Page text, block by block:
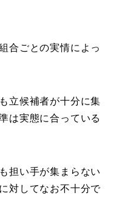
合ごとの実情によっ
立候補者が十分に集
は実態に合っている
担い手が集まらない
対してなお不十分で